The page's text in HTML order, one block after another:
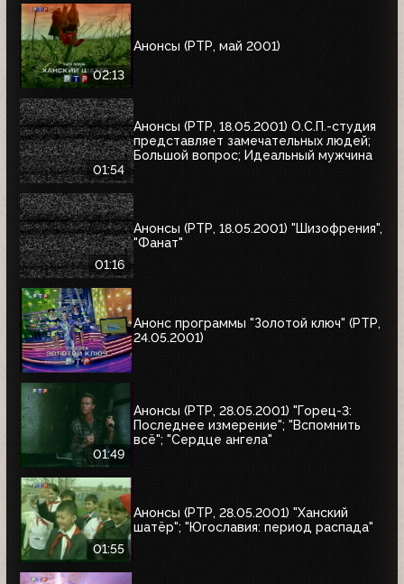
02:13
Анонсы (РТР, май 2001)
01:54
Анонсы (РТР, 18.05.2001) О.С.П.-студия
представляет замечательных людей;
Большой вопрос; Идеальный мужчина
01:16
Анонсы (РТР, 18.05.2001) "Шизофрения",
"Фанат"
Анонс программы "Золотой ключ" (РТР,
24.05.2001)
01:49
Анонсы (РТР, 28.05.2001) "Горец-3:
Последнее измерение"; "Вспомнить
всё"; "Сердце ангела"
01:55
Анонсы (РТР, 28.05.2001) "Ханский
шатёр"; "Югославия: период распада"